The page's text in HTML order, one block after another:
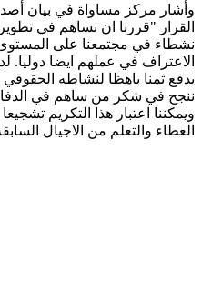
وأشار مركز مساواة في بيان
القرار "قررنا ان نساهم في
نشطاء في مجتمعنا على
الاعتراف في عملهم ايضا دوليا.
يدفع ثمنا باهظا لنشاطه
ننجح في شكر من ساهم في
ويمكننا اعتبار هذا التكريم
العطاء والتعلم من الاجيال